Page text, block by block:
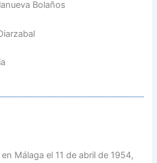
Bolaños
Málaga el 11 de abril de 1954,